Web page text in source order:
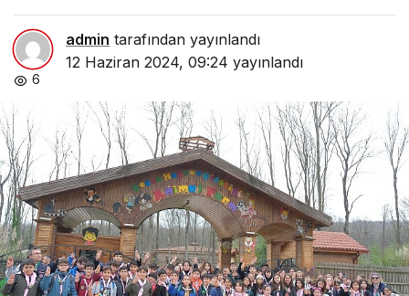
admin tarafından yayınlandı
12 Haziran 2024, 09:24 yayınlandı
6